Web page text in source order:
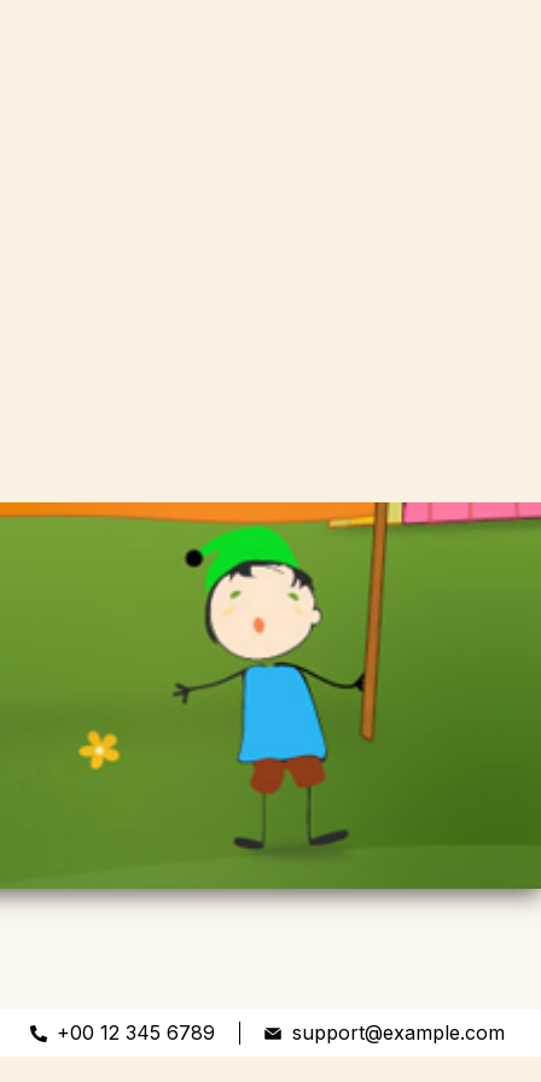
+00 12 345 6789 support@example.com